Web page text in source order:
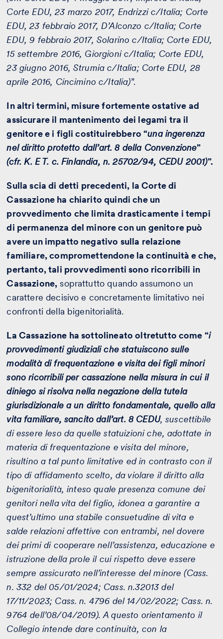
Corte EDU, 23 marzo 2017, Endrizzi c/Italia; Corte
EDU, 23 febbraio 2017, D’Alconzo c/Italia; Corte
EDU, 9 febbraio 2017, Solarino c/Italia; Corte EDU,
15 settembre 2016, Giorgioni c/Italia; Corte EDU,
23 giugno 2016, Strumia c/Italia; Corte EDU, 28
aprile 2016, Cincimino c/Italia)”.
In altri termini, misure fortemente ostative ad
assicurare il mantenimento dei legami tra il
genitore e i figli costituirebbero “una ingerenza
nel diritto protetto dall’art. 8 della Convenzione”
(cfr. K. E T. c. Finlandia, n. 25702/94, CEDU 2001)”.
Sulla scia di detti precedenti, la Corte di
Cassazione ha chiarito quindi che un
provvedimento che limita drasticamente i tempi
di permanenza del minore con un genitore può
avere un impatto negativo sulla relazione
familiare, compromettendone la continuità e che,
pertanto, tali provvedimenti sono ricorribili in
Cassazione, soprattutto quando assumono un
carattere decisivo e concretamente limitativo nei
confronti della bigenitorialità.
La Cassazione ha sottolineato oltretutto come “i
provvedimenti giudiziali che statuiscono sulle
modalità di frequentazione e visita dei figli minori
sono ricorribili per cassazione nella misura in cui il
diniego si risolva nella negazione della tutela
giurisdizionale a un diritto fondamentale, quello alla
vita familiare, sancito dall’art. 8 CEDU, suscettibile
di essere leso da quelle statuizioni che, adottate in
materia di frequentazione e visita del minore,
risultino a tal punto limitative ed in contrasto con il
tipo di affidamento scelto, da violare il diritto alla
bigenitorialità, inteso quale presenza comune dei
genitori nella vita del figlio, idonea a garantire a
quest’ultimo una stabile consuetudine di vita e
salde relazioni affettive con entrambi, nel dovere
dei primi di cooperare nell’assistenza, educazione e
istruzione della prole il cui rispetto deve essere
sempre assicurato nell’interesse del minore (Cass.
n. 332 del 05/01/2024; Cass. n.32013 del
17/11/2023; Cass. n. 4796 del 14/02/2022; Cass. n.
9764 dell’08/04/2019). A questo orientamento il
Collegio intende dare continuità, con la